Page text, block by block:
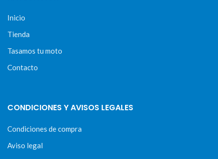
Inicio
Tienda
Tasamos tu moto
Contacto
CONDICIONES Y AVISOS LEGALES
Condiciones de compra
Aviso legal